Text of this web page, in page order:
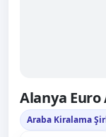
Alanya Euro
Araba Kiralama